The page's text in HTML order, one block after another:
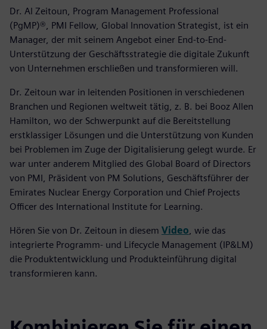
Dr. Al Zeitoun, Program Management Professional
(PgMP)®, PMI Fellow, Global Innovation Strategist, ist ein
Manager, der mit seinem Angebot einer End-to-End-
Unterstützung der Geschäftsstrategie die digitale Zukunft
von Unternehmen erschließen und transformieren will.
Dr. Zeitoun war in leitenden Positionen in verschiedenen
Branchen und Regionen weltweit tätig, z. B. bei Booz Allen
Hamilton, wo der Schwerpunkt auf die Bereitstellung
erstklassiger Lösungen und die Unterstützung von Kunden
bei Problemen im Zuge der Digitalisierung gelegt wurde. Er
war unter anderem Mitglied des Global Board of Directors
von PMI, Präsident von PM Solutions, Geschäftsführer der
Emirates Nuclear Energy Corporation und Chief Projects
Oﬃcer des International Institute for Learning.
Hören Sie von Dr. Zeitoun in diesem Video, wie das
integrierte Programm- und Lifecycle Management (IP&LM)
die Produktentwicklung und Produkteinführung digital
transformieren kann.